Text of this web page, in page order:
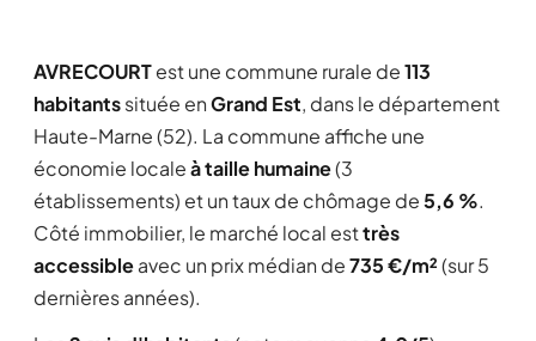
AVRECOURTest une commune rurale de113
habitantssituée enGrand Est, dans le département
Haute-Marne (52). La commune affiche une
économie localeà taille humaine(3
établissements) et un taux de chômage de5,6 %.
Côté immobilier, le marché local esttrès
accessibleavec un prix médian de735 €/m²(sur 5
dernières années).